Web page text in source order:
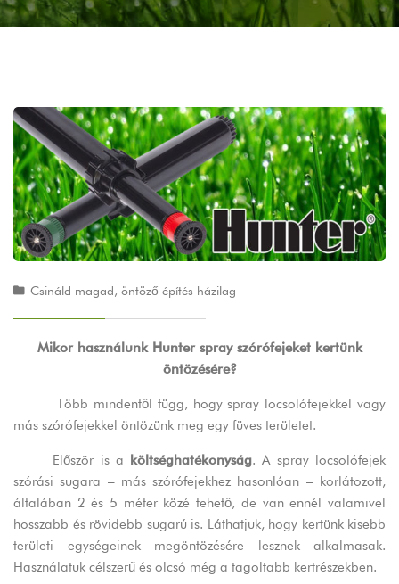
Csináld magad, öntöző építés házilag
Mikor használunk Hunter spray szórófejeket kertünk
öntözésére?
Több mindentől függ, hogy spray locsolófejekkel vagy
más szórófejekkel öntözünk meg egy füves területet.
Először is a költséghatékonyság. A spray locsolófejek
szórási sugara – más szórófejekhez hasonlóan – korlátozott,
általában 2 és 5 méter közé tehető, de van ennél valamivel
hosszabb és rövidebb sugarú is. Láthatjuk, hogy kertünk kisebb
területi egységeinek megöntözésére lesznek alkalmasak.
Használatuk célszerű és olcsó még a tagoltabb kertrészekben.